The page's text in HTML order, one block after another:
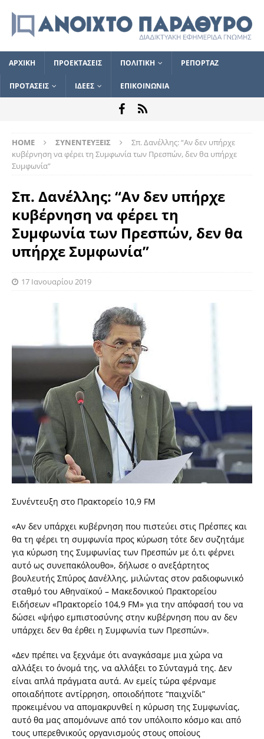
ΑΡΧΙΚΗ ΠΡΟΕΚΤΑΣΕΙΣ ΠΟΛΙΤΙΚΗ ΡΕΠΟΡΤΑΖ
ΠΡΟΤΑΣΕΙΣ ΙΔΕΕΣ ΕΠΙΚΟΙΝΩΝΙΑ
HOME ΣΥΝΕΝΤΕΥΞΕΙΣ
Σπ. Δανέλλης: “Αν δεν υπήρχε
κυβέρνηση να φέρει τη Συμφωνία των Πρεσπών, δεν θα υπήρχε
Συμφωνία”
Σπ. Δανέλλης: “Αν δεν υπήρχε
κυβέρνηση να φέρει τη
Συμφωνία των Πρεσπών, δεν θα
υπήρχε Συμφωνία”
17 Ιανουαρίου 2019
Συνέντευξη στο Πρακτορείο 10,9 FM
«Αν δεν υπάρχει κυβέρνηση που πιστεύει στις Πρέσπες και
θα τη φέρει τη συμφωνία προς κύρωση τότε δεν συζητάμε
για κύρωση της Συμφωνίας των Πρεσπών με ό,τι φέρνει
αυτό ως συνεπακόλουθο», δήλωσε ο ανεξάρτητος
βουλευτής Σπύρος Δανέλλης, μιλώντας στον ραδιοφωνικό
σταθμό του Αθηναϊκού – Μακεδονικού Πρακτορείου
Ειδήσεων «Πρακτορείο 104,9 FM» για την απόφασή του να
δώσει «ψήφο εμπιστοσύνης στην κυβέρνηση που αν δεν
υπάρχει δεν θα έρθει η Συμφωνία των Πρεσπών».
«Δεν πρέπει να ξεχνάμε ότι αναγκάσαμε μια χώρα να
αλλάξει το όνομά της, να αλλάξει το Σύνταγμά της. Δεν
είναι απλά πράγματα αυτά. Αν εμείς τώρα φέρναμε
οποιαδήποτε αντίρρηση, οποιοδήποτε “παιχνίδι”
προκειμένου να απομακρυνθεί η κύρωση της Συμφωνίας,
αυτό θα μας απομόνωνε από τον υπόλοιπο κόσμο και από
τους υπερεθνικούς οργανισμούς στους οποίους